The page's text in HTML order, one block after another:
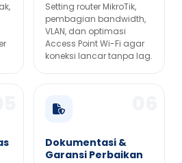
Setting router MikroTik,
pembagian bandwidth,
VLAN, dan optimasi
Access Point Wi-Fi agar
koneksi lancar tanpa lag.
Dokumentasi &
Garansi Perbaikan